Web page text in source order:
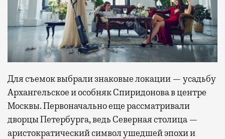
Для съемок выбрали знаковые локации — усадьбу
Архангельское и особняк Спиридонова в центре
Москвы. Первоначально еще рассматривали
дворцы Петербурга, ведь Северная столица —
аристократический символ ушедшей эпохи и